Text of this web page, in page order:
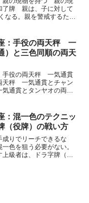
了牌 親は、子に対して
なる。親を警戒するため
：手役の両天秤 一
）と三色同順の両天
手役の両天秤 一気通貫
天秤 一気通貫とチャン
通貫とタンヤオの両天
：混一色のテクニッ
（役牌）の戦い方
成りでリーチできるな
色を狙う必要がない。
級者は、ドラ字牌（役